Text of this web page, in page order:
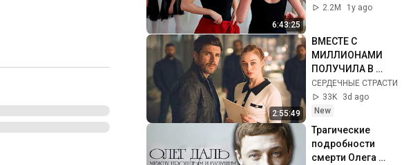
6:43:25
фильм на одном
2.2M
1y ago
2:55:49
ВМЕСТЕ С
МИЛЛИОНАМИ
ПОЛУЧИЛА В
НАСЛЕДСТВО
ВРАГОВ СЕСТРЫ, И
ВЛЮБЛЁННОСТЬ В
КИЛЛЕРА! Танго
для одной
СЕРДЕЧНЫЕ СТРАСТИ
33K
3d ago
New
Трагические
подробности
смерти Олега